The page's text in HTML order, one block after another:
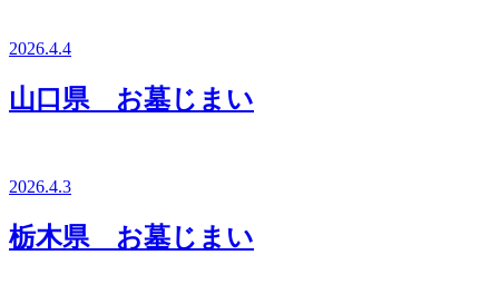
2026.4.4
山口県 お墓じまい
2026.4.3
栃木県 お墓じまい